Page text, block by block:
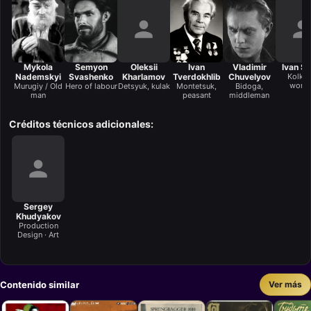
Mykola
Nademskyi
Murugiy / Old
man
Semyon
Svashenko
Hero of labour
Oleksii
Kharlamov
Detsyuk, kulak
Ivan
Tverdokhlib
Montetsuk,
peasant
Vladimir
Chuvelyov
Bidoga,
middleman
Ivan
Créditos técnicos adicionales:
Sergey
Khudyakov
Production
Design · Art
Contenido similar Ver más